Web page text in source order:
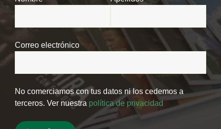
Correo electrónico
No comerciamos con tus datos ni los cedemos a
terceros. Ver nuestra política de privacidad